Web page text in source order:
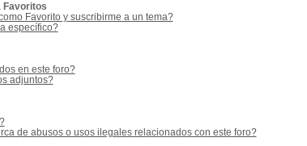
Favoritos
Favorito y suscribirme a un tema?
específico?
en este foro?
adjuntos?
de abusos o usos ilegales relacionados con este foro?